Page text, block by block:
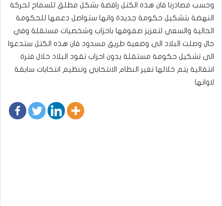
وحسب مصادرنا فان هذه الكتل رافضة بشكل مطلق للسماح لحركة
النهضة بتشكيل حكومة جديدة وانها ستواصل دعمها للحكومة
الحالية والسعي لتعزيز صفوفها باحزاب وشخصيات مستقلة وفي
حال وصلت البلاد الى وضعية طريق مسدود فان هذه الكتل ستدعوا
الى تشكيل حكومة مستقلة بدون احزاب تقود البلاد خلال فترة
انتقالية يتم خلالها تغير النظام الانتخابي وتنظيم انتخابات سابقة
لاوانها